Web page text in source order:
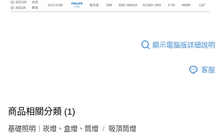
顯示電腦版詳細說明
客服
商品相關分類 (1)
基礎照明｜崁燈、盒燈、筒燈 吸頂筒燈